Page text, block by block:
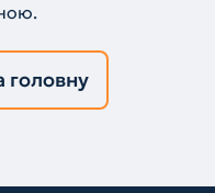
головну